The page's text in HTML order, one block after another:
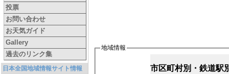
投票
お問い合わせ
お天気ガイド
Gallery
過去のリンク集
日本全国地域情報サイト情報
地域情報
市区町村別・鉄道駅